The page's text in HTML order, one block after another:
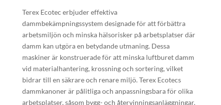
Terex Ecotec erbjuder effektiva
dammbekämpningssystem designade för att förbättra
arbetsmiljön och minska hälsorisker på arbetsplatser där
damm kan utgöra en betydande utmaning. Dessa
maskiner är konstruerade för att minska luftburet damm
vid materialhantering, krossning och sortering, vilket
bidrar till en säkrare och renare miljö. Terex Ecotecs
dammkanoner är pålitliga och anpassningsbara för olika
arbetsplatser, såsom bygg- och återvinningsanläggningar.